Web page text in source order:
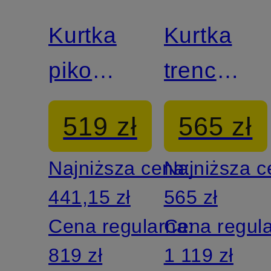
DUCK
Kurtka
pikowana
ALEXA
519 zł
Najniższa cena:
441,15 zł
Cena regularna:
819 zł
DUCK
Kurtka
trenczowa
GARBO
565 zł
Najniższa
565 zł
Cena
1 119 zł